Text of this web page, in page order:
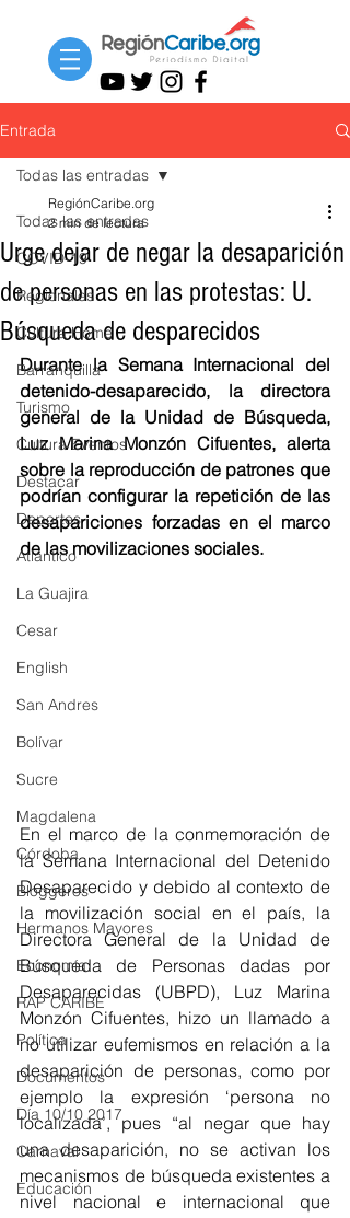
Entrada
Todas las entradas
COVID-19
Regionales
Cultura Home
Barranquilla
Turismo
Cultura Eventos
Destacar
Deportes
Atlántico
La Guajira
Cesar
English
San Andres
Bolívar
Sucre
Magdalena
Córdoba
Bloggeros
Hermanos Mayores
Economía
RAP CARIBE
Política
Documentos
Día 10/10 2017
Carnaval
Educación
Todas las entradas
Urge dejar de negar la desaparición
de personas en las protestas: U.
Búsqueda de desparecidos
RegiónCaribe.org
2 min de lectura
Durante la Semana Internacional del
detenido-desaparecido, la directora
general de la Unidad de Búsqueda,
Luz Marina Monzón Cifuentes, alerta
sobre la reproducción de patrones que
podrían configurar la repetición de las
desapariciones forzadas en el marco
de las movilizaciones sociales.
En el marco de la conmemoración de
la Semana Internacional del Detenido
Desaparecido y debido al contexto de
la movilización social en el país, la
Directora General de la Unidad de
Búsqueda de Personas dadas por
Desaparecidas (UBPD), Luz Marina
Monzón Cifuentes, hizo un llamado a
no utilizar eufemismos en relación a la
desaparición de personas, como por
ejemplo la expresión ‘persona no
localizada’, pues “al negar que hay
una desaparición, no se activan los
mecanismos de búsqueda existentes a
nivel nacional e internacional que